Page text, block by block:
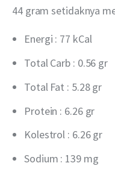
44 gram setidaknya
Energi : 77 kCal
Total Carb : 0.56 gr
Total Fat : 5.28 gr
Protein : 6.26 gr
Kolestrol : 6.26 gr
Sodium : 139 mg